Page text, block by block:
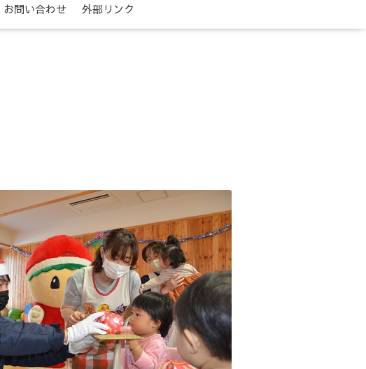
お問い合わせ 外部リンク